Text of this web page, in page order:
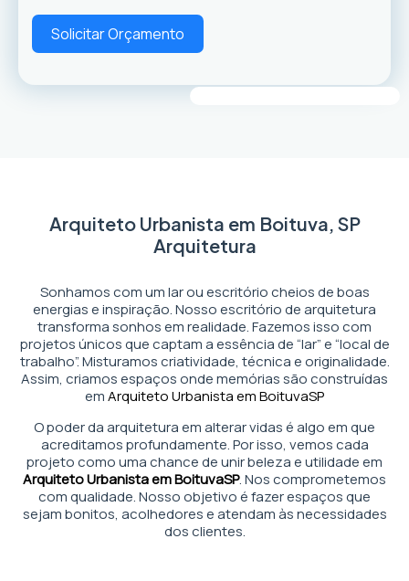
Solicitar Orçamento
Arquiteto Urbanista em Boituva, SP
Arquitetura
Sonhamos com um lar ou escritório cheios de boas
energias e inspiração. Nosso escritório de arquitetura
transforma sonhos em realidade. Fazemos isso com
projetos únicos que captam a essência de “lar” e “local de
trabalho”. Misturamos criatividade, técnica e originalidade.
Assim, criamos espaços onde memórias são construídas
emArquiteto Urbanista em BoituvaSP
O poder da arquitetura em alterar vidas é algo em que
acreditamos profundamente. Por isso, vemos cada
projeto como uma chance de unir beleza e utilidade em
Arquiteto Urbanista em BoituvaSP. Nos comprometemos
com qualidade. Nosso objetivo é fazer espaços que
sejam bonitos, acolhedores e atendam às necessidades
dos clientes.